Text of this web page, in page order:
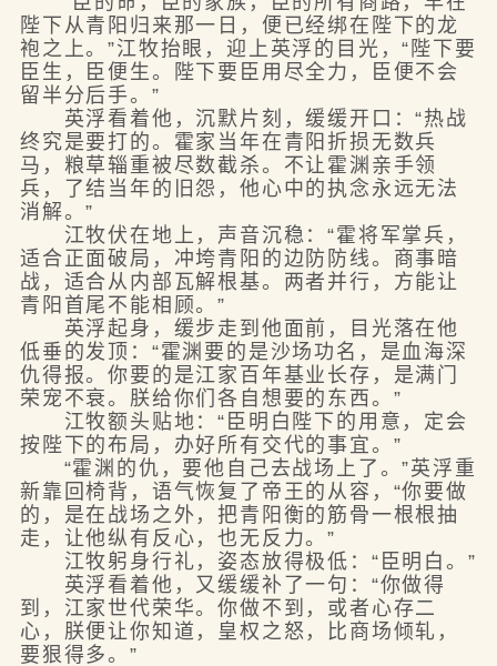
陛下从青阳归来那一日，便已经绑在陛下的龙
袍之上。”江牧抬眼，迎上英浮的目光，“陛下要
臣生，臣便生。陛下要臣用尽全力，臣便不会
留半分后手。”
英浮看着他，沉默片刻，缓缓开口：“热战
终究是要打的。霍家当年在青阳折损无数兵
马，粮草辎重被尽数截杀。不让霍渊亲手领
兵，了结当年的旧怨，他心中的执念永远无法
消解。”
江牧伏在地上，声音沉稳：“霍将军掌兵，
适合正面破局，冲垮青阳的边防防线。商事暗
战，适合从内部瓦解根基。两者并行，方能让
青阳首尾不能相顾。”
英浮起身，缓步走到他面前，目光落在他
低垂的发顶：“霍渊要的是沙场功名，是血海深
仇得报。你要的是江家百年基业长存，是满门
荣宠不衰。朕给你们各自想要的东西。”
江牧额头贴地：“臣明白陛下的用意，定会
按陛下的布局，办好所有交代的事宜。”
“霍渊的仇，要他自己去战场上了。”英浮重
新靠回椅背，语气恢复了帝王的从容，“你要做
的，是在战场之外，把青阳衡的筋骨一根根抽
走，让他纵有反心，也无反力。”
江牧躬身行礼，姿态放得极低：“臣明白。”
英浮看着他，又缓缓补了一句：“你做得
到，江家世代荣华。你做不到，或者心存二
心，朕便让你知道，皇权之怒，比商场倾轧，
要狠得多。”